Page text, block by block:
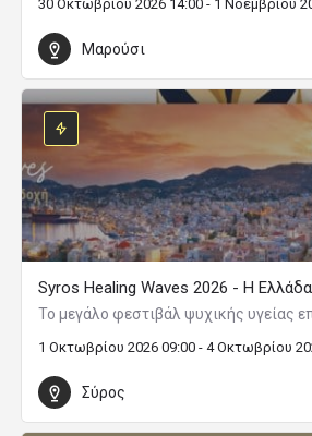
30 Οκτωβρίου 2026 14:00 - 1 Νοεμβρίου
Μαρούσι
Syros Healing Waves 2026 - Η
Το μεγάλο φεστιβάλ ψυχικής υγείας
1 Οκτωβρίου 2026 09:00 - 4 Οκτωβρίου
Σύρος